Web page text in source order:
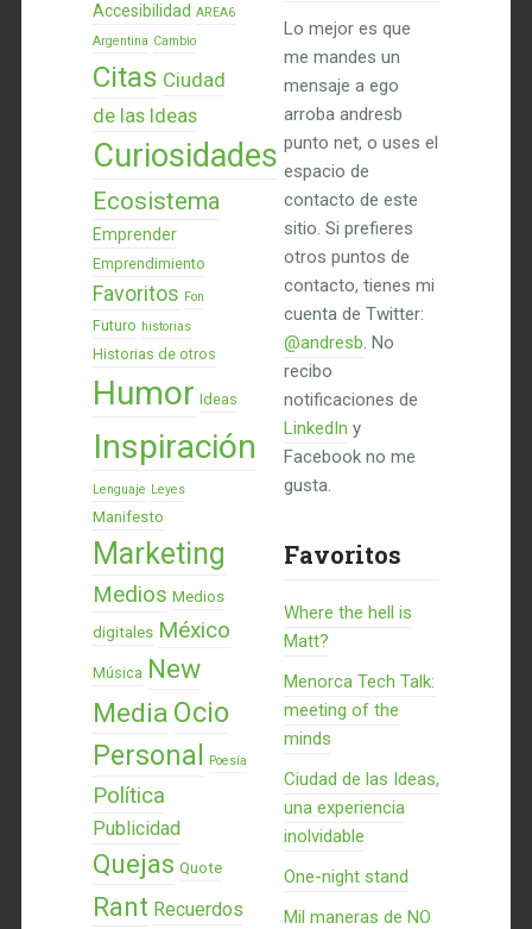
Accesibilidad AREA6
Argentina Cambio
Citas Ciudad
de las Ideas
Curiosidades
Ecosistema
Emprender
Emprendimiento
Favoritos Fon
Futuro historias
Historias de otros
Humor Ideas
Inspiración
Lenguaje Leyes
Manifesto
Marketing
Medios Medios
digitales México
Música New
Media Ocio
Personal Poesía
Política
Publicidad
Quejas Quote
Rant Recuerdos
Lo mejor es que
me mandes un
mensaje a ego
arroba andresb
punto net, o uses el
espacio de
contacto de este
sitio. Si prefieres
otros puntos de
contacto, tienes mi
cuenta de Twitter:
@andresb. No
recibo
notificaciones de
LinkedIn y
Facebook no me
gusta.
Favoritos
Where the hell is
Matt?
Menorca Tech Talk:
meeting of the
minds
Ciudad de las Ideas,
una experiencia
inolvidable
One-night stand
Mil maneras de NO